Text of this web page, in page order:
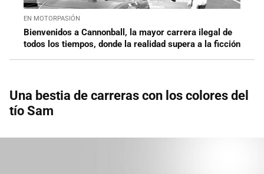
EN MOTORPASIÓN
Bienvenidos a Cannonball, la mayor carrera ilegal de
todos los tiempos, donde la realidad supera a la ficción
Una bestia de carreras con los colores del
tío Sam